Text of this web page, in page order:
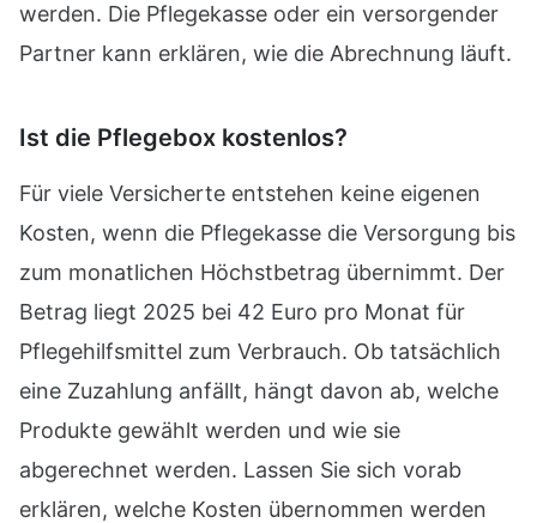
werden. Die Pflegekasse oder ein versorgender
Partner kann erklären, wie die Abrechnung läuft.
Ist die Pflegebox kostenlos?
Für viele Versicherte entstehen keine eigenen
Kosten, wenn die Pflegekasse die Versorgung bis
zum monatlichen Höchstbetrag übernimmt. Der
Betrag liegt 2025 bei 42 Euro pro Monat für
Pflegehilfsmittel zum Verbrauch. Ob tatsächlich
eine Zuzahlung anfällt, hängt davon ab, welche
Produkte gewählt werden und wie sie
abgerechnet werden. Lassen Sie sich vorab
erklären, welche Kosten übernommen werden